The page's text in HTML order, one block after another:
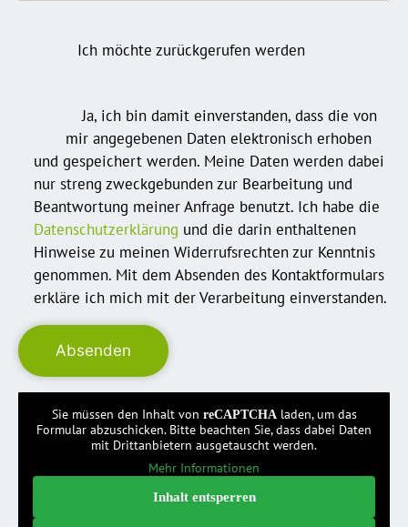
Ich möchte zurückgerufen werden
Ja, ich bin damit einverstanden, dass die von
mir angegebenen Daten elektronisch erhoben
und gespeichert werden. Meine Daten werden dabei
nur streng zweckgebunden zur Bearbeitung und
Beantwortung meiner Anfrage benutzt. Ich habe die
Datenschutzerklärung und die darin enthaltenen
Hinweise zu meinen Widerrufsrechten zur Kenntnis
genommen. Mit dem Absenden des Kontaktformulars
erkläre ich mich mit der Verarbeitung einverstanden.
Sie müssen den Inhalt von reCAPTCHAladen, um das
Formular abzuschicken. Bitte beachten Sie, dass dabei Daten
mit Drittanbietern ausgetauscht werden.
Mehr Informationen
Inhalt entsperren